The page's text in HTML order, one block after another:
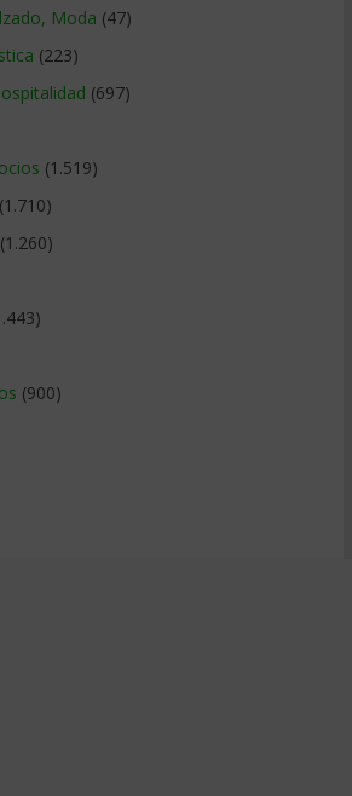
Moda (47)
(223)
(697)
(1.519)
(1.710)
(1.260)
(900)